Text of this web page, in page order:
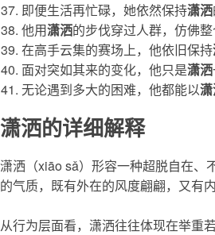
即便生活再忙碌，她依然保持潇洒
他用潇洒的步伐穿过人群，仿佛整
在高手云集的赛场上，他依旧保持
面对突如其来的变化，他只是潇洒
无论遇到多大的困难，他都能以
潇洒的详细解释
潇洒（xiāo sǎ）形容一种超脱自在、
的气质，既有外在的风度翩翩，又有
从行为层面看， 潇洒往往体现在举重